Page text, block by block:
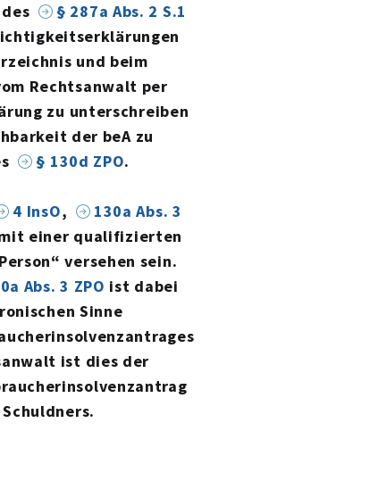
§ 287a Abs. 2 S.1
und beim
Rechtsanwalt per
zu unterschreiben
der beA zu
§ 130d ZPO.
4 InsO,
130a Abs. 3
mit einer qualifizierten
versehen sein.
Abs. 3 ZPO ist dabei
Sinne
ist dies der